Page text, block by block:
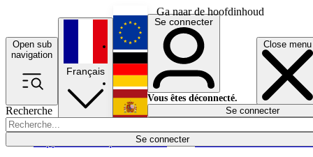
Ga naar de hoofdinhoud
Open sub
navigation
Close menu
Recherche
Se connecter
Économie
Français
English
Deutsch
Español
Se connecter
Vous êtes déconnecté.
Se connecter